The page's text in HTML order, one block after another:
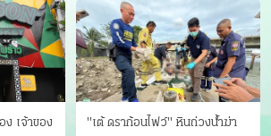
เจ้าของ
"เต้ ดราก้อนไฟว์" หินถ่วงน้ำฆ่า